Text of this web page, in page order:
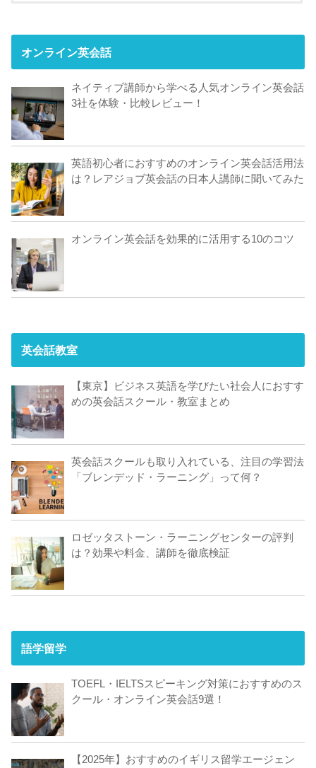
オンライン英会話
ネイティブ講師から学べる人気オンライン英会話
3社を体験・比較レビュー！
英語初心者におすすめのオンライン英会話活用法
は？レアジョブ英会話の日本人講師に聞いてみた
オンライン英会話を効果的に活用する10のコツ
英会話教室
【東京】ビジネス英語を学びたい社会人におすす
めの英会話スクール・教室まとめ
英会話スクールも取り入れている、注目の学習法
「ブレンデッド・ラーニング」って何？
ロゼッタストーン・ラーニングセンターの評判
は？効果や料金、講師を徹底検証
語学留学
TOEFL・IELTSスピーキング対策におすすめのス
クール・オンライン英会話9選！
【2025年】おすすめのイギリス留学エージェン